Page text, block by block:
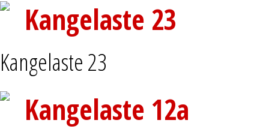
Kangelaste 23
Kangelaste 23
Kangelaste 12a